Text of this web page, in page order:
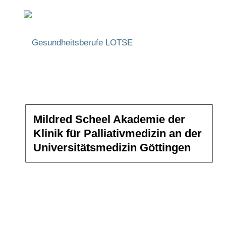
Mildred Scheel Akademie der
Klinik für Palliativmedizin an der
Universitätsmedizin Göttingen